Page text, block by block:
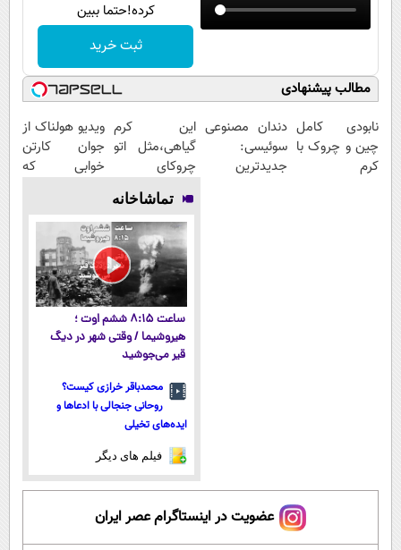
کرده!حتما ببین
ثبت خرید
مطالب پیشنهادی
نابودی کامل
چین و چروک با
کرم
دندان مصنوعی
سوئیسی:
جدیدترین
این کرم
گیاهی،مثل اتو
چروکای
پوستتوصاف
میکنه!50%تخفیف
ویدیو هولناک از
جوان کارتن
خوابی که
تماشاخانه
ساعت ۸:۱۵ ششم اوت ؛
هیروشیما / وقتی شهر در دیگ
قیر می‌جوشید
محمدباقر خرازی کیست؟
روحانی جنجالی با ادعاها و
ایده‌های تخیلی
فیلم های دیگر
عضویت در اینستاگرام عصر ایران